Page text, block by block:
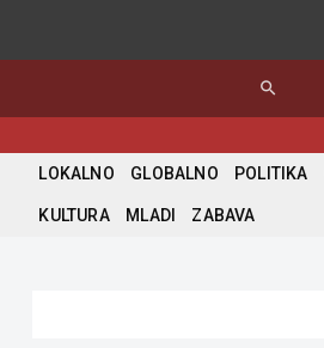
search
LOKALNO GLOBALNO POLITIKA
KULTURA MLADI ZABAVA